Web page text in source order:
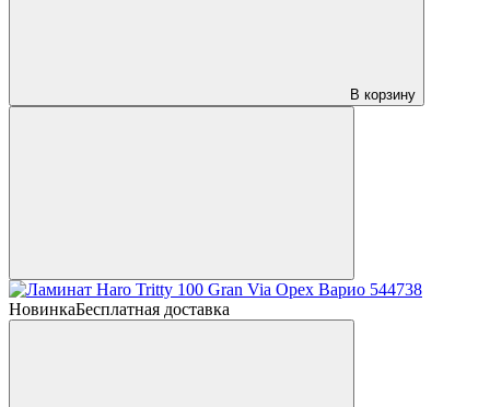
В корзину
НовинкаБесплатная доставка